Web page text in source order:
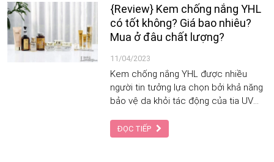
và đánh những loại kem tốt nhất hiện
nay cùng cách chọn lựa chúng sao
cho phù hợp.
{Review} Kem chống nắng YHL
có tốt không? Giá bao nhiêu?
Mua ở đâu chất lượng?
11/04/2023
Kem chống nắng YHL được nhiều
người tin tưởng lựa chọn bởi khả năng
bảo vệ da khỏi tác động của tia UV
còn được bổ sung rất nhiều dưỡng
chất giúp nuôi dưỡng làn da mịn
ĐỌC TIẾP